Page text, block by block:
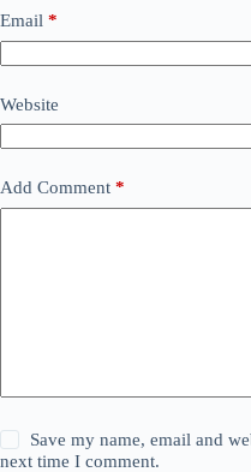
Email *
Website
Add Comment *
Save my name, email and
next time I comment.